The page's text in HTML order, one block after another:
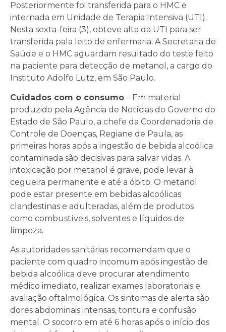
Posteriormente foi transferida para o HMC e
internada em Unidade de Terapia Intensiva (UTI).
Nesta sexta-feira (3), obteve alta da UTI para ser
transferida pala leito de enfermaria. A Secretaria de
Saúde e o HMC aguardam resultado do teste feito
na paciente para detecção de metanol, a cargo do
Instituto Adolfo Lutz, em São Paulo.
Cuidados com o consumo – Em material
produzido pela Agência de Notícias do Governo do
Estado de São Paulo, a chefe da Coordenadoria de
Controle de Doenças, Regiane de Paula, as
primeiras horas após a ingestão de bebida alcoólica
contaminada são decisivas para salvar vidas. A
intoxicação por metanol é grave, pode levar à
cegueira permanente e até a óbito. O metanol
pode estar presente em bebidas alcoólicas
clandestinas e adulteradas, além de produtos
como combustíveis, solventes e líquidos de
limpeza.
As autoridades sanitárias recomendam que o
paciente com quadro incomum após ingestão de
bebida alcoólica deve procurar atendimento
médico imediato, realizar exames laboratoriais e
avaliação oftalmológica. Os sintomas de alerta são
dores abdominais intensas, tontura e confusão
mental. O socorro em até 6 horas após o início dos